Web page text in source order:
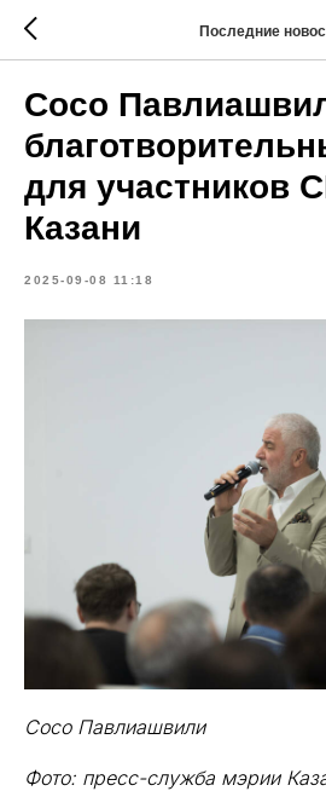
Последние
Сосо
для участников
Казани
2025-09-08 11:18
Сосо Павлиашвили
Фото: пресс-служба мэрии